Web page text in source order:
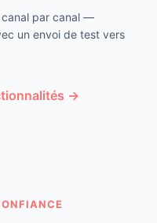
canal par canal —
un envoi de test vers
→